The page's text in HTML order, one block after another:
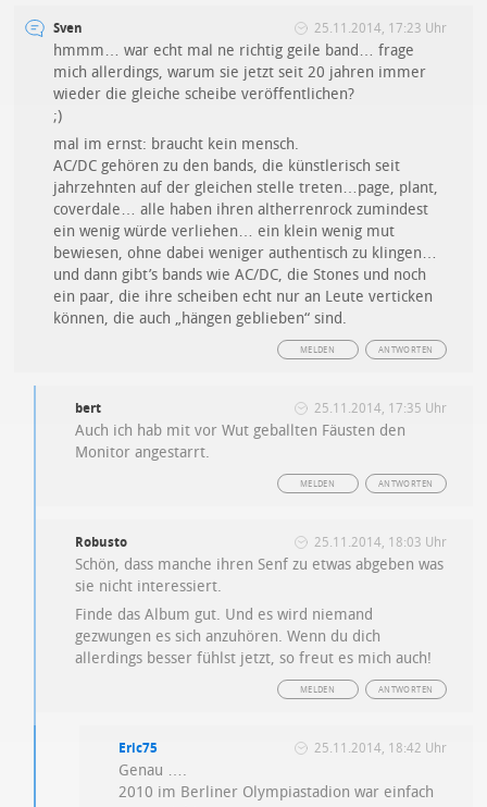
Sven 25.11.2014, 17:23 Uhr
hmmm… war echt mal ne richtig geile band… frage
mich allerdings, warum sie jetzt seit 20 jahren immer
wieder die gleiche scheibe veröffentlichen?
;)
mal im ernst: braucht kein mensch.
AC/DC gehören zu den bands, die künstlerisch seit
jahrzehnten auf der gleichen stelle treten…page, plant,
coverdale… alle haben ihren altherrenrock zumindest
ein wenig würde verliehen… ein klein wenig mut
bewiesen, ohne dabei weniger authentisch zu klingen…
und dann gibt’s bands wie AC/DC, die Stones und noch
ein paar, die ihre scheiben echt nur an Leute verticken
können, die auch „hängen geblieben“ sind.
ANTWORTEN
MELDEN
bert 25.11.2014, 17:35 Uhr
Auch ich hab mit vor Wut geballten Fäusten den
Monitor angestarrt.
ANTWORTEN
MELDEN
Robusto 25.11.2014, 18:03 Uhr
Schön, dass manche ihren Senf zu etwas abgeben was
sie nicht interessiert.
Finde das Album gut. Und es wird niemand
gezwungen es sich anzuhören. Wenn du dich
allerdings besser fühlst jetzt, so freut es mich auch!
ANTWORTEN
MELDEN
Eric75 25.11.2014, 18:42 Uhr
Genau ….
2010 im Berliner Olympiastadion war einfach